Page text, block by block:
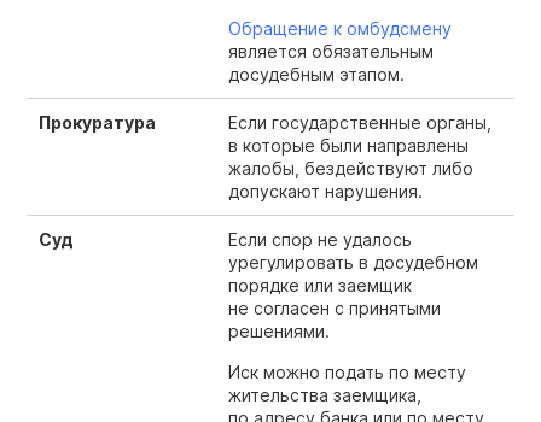
Обращение к омбудсмену
является обязательным
досудебным этапом.
Прокуратура
Если государственные органы,
в которые были направлены
жалобы, бездействуют либо
допускают нарушения.
Суд
Если спор не удалось
урегулировать в досудебном
порядке или заемщик
не согласен с принятыми
решениями.
Иск можно подать по месту
жительства заемщика,